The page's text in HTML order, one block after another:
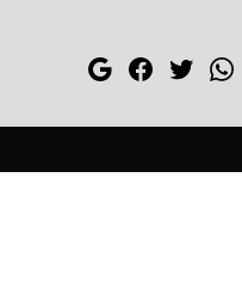
GoogleFacebook
Twitter